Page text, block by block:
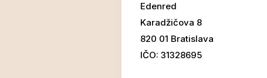
Edenred
Karadžičova 8
820 01 Bratislava
IČO: 31328695